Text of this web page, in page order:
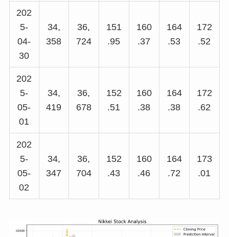
202
5-
04-
30
34,
358
36,
724
151
.95
160
.37
164
.53
172
.52
202
5-
05-
01
34,
419
36,
678
152
.51
160
.38
164
.38
172
.62
202
5-
05-
02
34,
347
36,
704
152
.43
160
.46
164
.72
173
.01